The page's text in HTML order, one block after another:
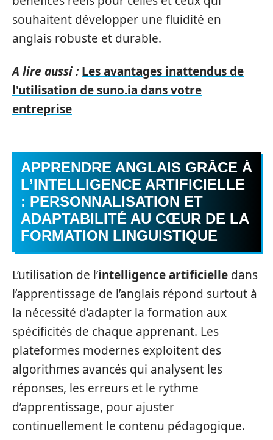
souhaitent développer une fluidité en
anglais robuste et durable.
A lire aussi : Les avantages inattendus de
l'utilisation de suno.ia dans votre
entreprise
APPRENDRE ANGLAIS GRÂCE À
L’INTELLIGENCE ARTIFICIELLE
: PERSONNALISATION ET
ADAPTABILITÉ AU CŒUR DE LA
FORMATION LINGUISTIQUE
L’utilisation de l’intelligence artificielle dans
l’apprentissage de l’anglais répond surtout à
la nécessité d’adapter la formation aux
spécificités de chaque apprenant. Les
plateformes modernes exploitent des
algorithmes avancés qui analysent les
réponses, les erreurs et le rythme
d’apprentissage, pour ajuster
continuellement le contenu pédagogique.